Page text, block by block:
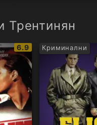
Трентинян
IMDb
рейтинг:
6.9 Криминални